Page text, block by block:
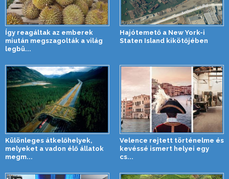
Így reagáltak az emberek
miután megszagolták a világ
legbü...
Hajótemető a New York-i
Staten Island kikötőjében
Különleges átkelőhelyek,
melyeket a vadon élő állatok
megm...
Velence rejtett történelme és
kevéssé ismert helyei egy
cs...